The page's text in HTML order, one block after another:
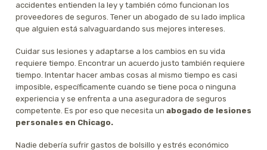
accidentes entienden la ley y también cómo funcionan los
proveedores de seguros. Tener un abogado de su lado implica
que alguien está salvaguardando sus mejores intereses.
Cuidar sus lesiones y adaptarse a los cambios en su vida
requiere tiempo. Encontrar un acuerdo justo también requiere
tiempo. Intentar hacer ambas cosas al mismo tiempo es casi
imposible, específicamente cuando se tiene poca o ninguna
experiencia y se enfrenta a una aseguradora de seguros
competente. Es por eso que necesita un abogado de lesiones
personales en Chicago.
Nadie debería sufrir gastos de bolsillo y estrés económico